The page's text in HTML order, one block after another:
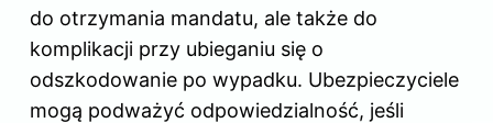
do otrzymania mandatu, ale także do
komplikacji przy ubieganiu się o
odszkodowanie po wypadku. Ubezpieczyciele
mogą podważyć odpowiedzialność, jeśli